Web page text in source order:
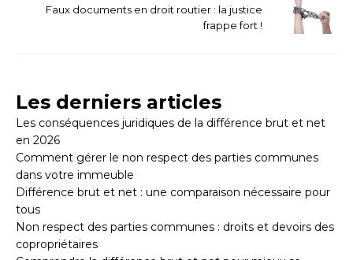
Faux documents en droit routier : la justice
frappe fort !
Les derniers articles
Les conséquences juridiques de la différence brut et net
en 2026
Comment gérer le non respect des parties communes
dans votre immeuble
Différence brut et net : une comparaison nécessaire pour
tous
Non respect des parties communes : droits et devoirs des
copropriétaires